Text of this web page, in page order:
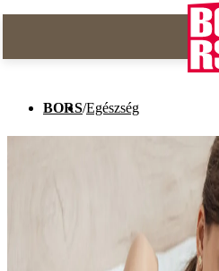
BORS/Egészség